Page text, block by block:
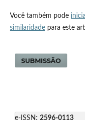
Você também pode
similaridadepara este
SUBMISSÃO
e-ISSN: 2596-0113